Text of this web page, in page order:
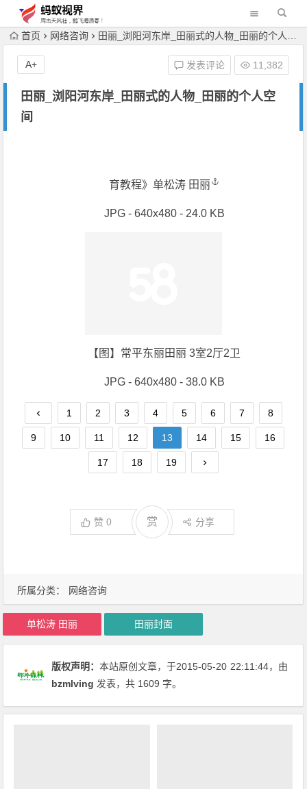
首页 网络咨询 田丽_浏阳河东岸_田丽式的人物_田丽的个人空间
田丽_浏阳河东岸_田丽式的人物_田丽的个人空
间
发表评论 11,382
A+
所属分类： 网络咨询
育教程》 单松涛 田丽
JPG - 640x480 - 24.0 KB
【图】常平东丽田丽 3室2厅2卫
JPG - 640x480 - 38.0 KB
1 2 3 4 5 6 7 8
9 10 11 12 13 14 15 16
17 18 19
赞0 赏 分享
单松涛 田丽 田丽封面
版权声明：本站原创文章，于2015-05-20 22:11:44，由
bzmlving 发表，共 1609 字。